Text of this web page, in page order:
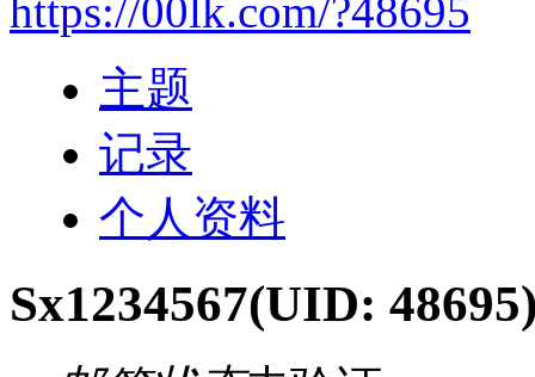
https://00lk.com/?48695
主题
记录
个人资料
Sx1234567(UID: